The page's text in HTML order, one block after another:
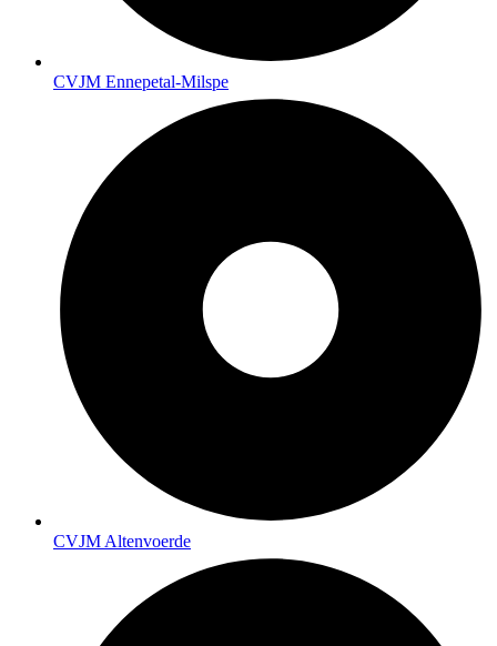
CVJM Ennepetal-Milspe
CVJM Altenvoerde